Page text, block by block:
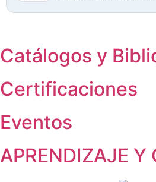
Catálogos y
Certificaciones
Eventos
APRENDIZAJE Y